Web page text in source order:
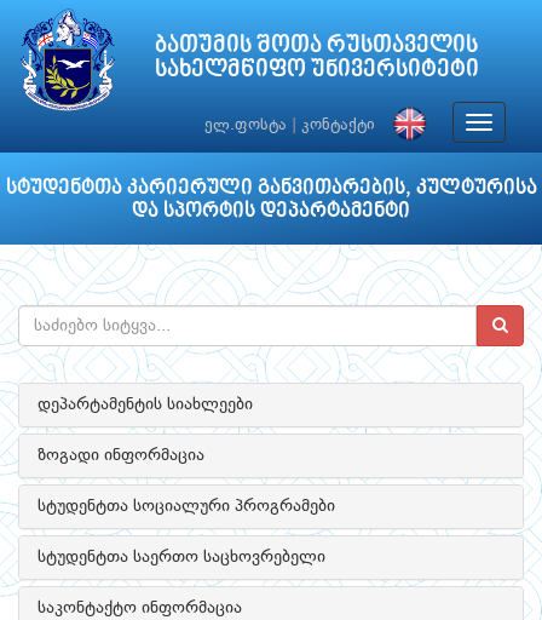
ბათუმის შოთა რუსთაველის
სახელმწიფო უნივერსიტეტი
ელ.ფოსტა კონტაქტი
Toggle
სტუდენტთა კარიერული განვითარების, კულტურისა
და სპორტის დეპარტამენტი
დეპარტამენტის სიახლეები
ზოგადი ინფორმაცია
სტუდენტთა სოციალური პროგრამები
სტუდენტთა საერთო საცხოვრებელი
საკონტაქტო ინფორმაცია